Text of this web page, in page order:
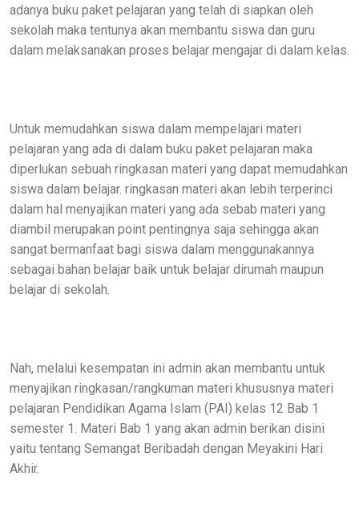
adanya buku paket pelajaran yang telah di siapkan oleh
sekolah maka tentunya akan membantu siswa dan guru
dalam melaksanakan proses belajar mengajar di dalam kelas.
Untuk memudahkan siswa dalam mempelajari materi
pelajaran yang ada di dalam buku paket pelajaran maka
diperlukan sebuah ringkasan materi yang dapat memudahkan
siswa dalam belajar. ringkasan materi akan lebih terperinci
dalam hal menyajikan materi yang ada sebab materi yang
diambil merupakan point pentingnya saja sehingga akan
sangat bermanfaat bagi siswa dalam menggunakannya
sebagai bahan belajar baik untuk belajar dirumah maupun
belajar di sekolah.
Nah, melalui kesempatan ini admin akan membantu untuk
menyajikan ringkasan/rangkuman materi khususnya materi
pelajaran Pendidikan Agama Islam (PAI) kelas 12 Bab 1
semester 1. Materi Bab 1 yang akan admin berikan disini
yaitu tentang Semangat Beribadah dengan Meyakini Hari
Akhir.